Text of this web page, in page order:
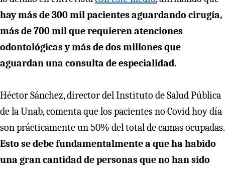
hay más de 300 mil pacientes aguardando cirugía,
más de 700 mil que requieren atenciones
odontológicas y más de dos millones que
aguardan una consulta de especialidad.
Héctor Sánchez, director del Instituto de Salud Pública
de la Unab, comenta que los pacientes no Covid hoy día
son prácticamente un 50% del total de camas ocupadas.
Esto se debe fundamentalmente a que ha habido
una gran cantidad de personas que no han sido